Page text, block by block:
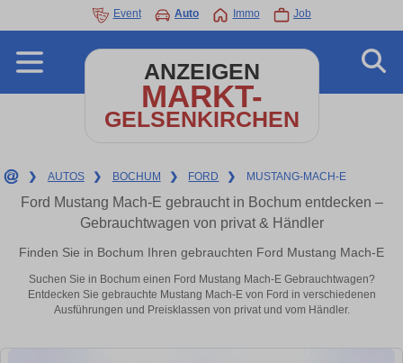
Event Auto Immo Job
ANZEIGEN
MARKT-
GELSENKIRCHEN
❯ AUTOS ❯ BOCHUM ❯ FORD ❯ MUSTANG-MACH-E
Ford Mustang Mach-E gebraucht in Bochum entdecken –
Gebrauchtwagen von privat & Händler
Finden Sie in Bochum Ihren gebrauchten Ford Mustang Mach-E
Suchen Sie in Bochum einen Ford Mustang Mach-E Gebrauchtwagen?
Entdecken Sie gebrauchte Mustang Mach-E von Ford in verschiedenen
Ausführungen und Preisklassen von privat und vom Händler.